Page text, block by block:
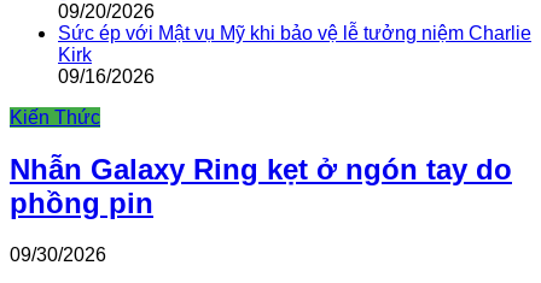
09/20/2026
Sức ép với Mật vụ Mỹ khi bảo vệ lễ tưởng niệm Charlie
Kirk
09/16/2026
Kiến Thức
Nhẫn Galaxy Ring kẹt ở ngón tay do
phồng pin
09/30/2026